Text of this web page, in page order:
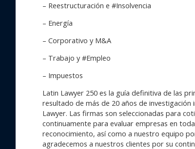
– Reestructuración e #Insolvencia
– Energía
– Corporativo y M&A
– Trabajo y #Empleo
– Impuestos
Latin Lawyer 250 es la guía definitiva de las
resultado de más de 20 años de
Lawyer. Las firmas son seleccionadas para
continuamente para evaluar empresas en
reconocimiento, así como a nuestro equipo
agradecemos a nuestros clientes por su